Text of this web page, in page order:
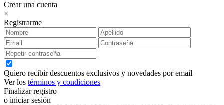
Crear una cuenta
×
Registrarme
Quiero recibir descuentos exclusivos y novedades por email
Ver los términos y condiciones
Finalizar registro
o iniciar sesión